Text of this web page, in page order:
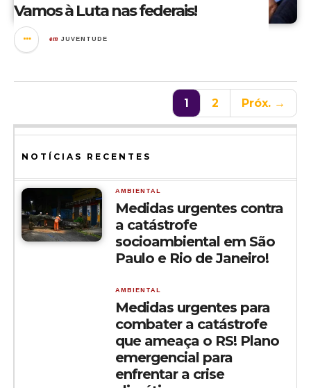
Vamos à Luta nas federais!
em JUVENTUDE
1 2 Próx. →
NOTÍCIAS RECENTES
AMBIENTAL
Medidas urgentes contra
a catástrofe
socioambiental em São
Paulo e Rio de Janeiro!
AMBIENTAL
Medidas urgentes para
combater a catástrofe
que ameaça o RS! Plano
emergencial para
enfrentar a crise